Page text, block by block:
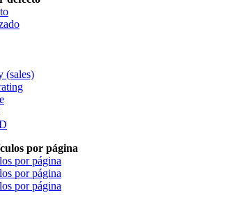
(sales)
por página
por página
por página
por página